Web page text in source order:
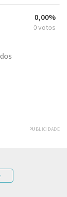
0,00%
0 votos
PUBLICIDADE